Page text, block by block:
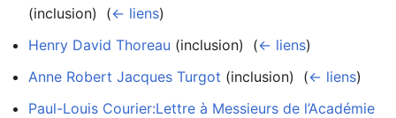
(inclusion) ‎ (← liens)
Henry David Thoreau (inclusion) ‎ (← liens)
Anne Robert Jacques Turgot (inclusion) ‎ (← liens)
Paul-Louis Courier:Lettre à Messieurs de l’Académie